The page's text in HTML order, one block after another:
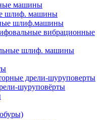
машины
шлиф. машины
шлиф.машины
вибрационные
шлиф. машины
дрели-шуруповерты
шуруповёрты